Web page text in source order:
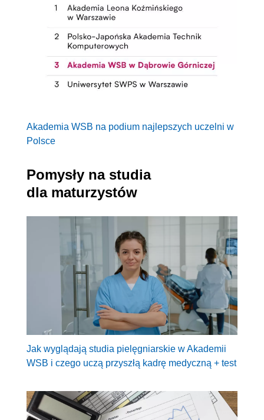
Akademia WSB na podium najlepszych uczelni w
Polsce
Pomysły na studia
dla maturzystów
Jak wyglądają studia pielęgniarskie w Akademii
WSB i czego uczą przyszłą kadrę medyczną + test